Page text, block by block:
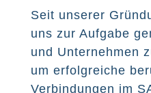
Seit unserer
uns zur Aufgabe
und Unternehmen
um erfolgreiche
Verbindungen im